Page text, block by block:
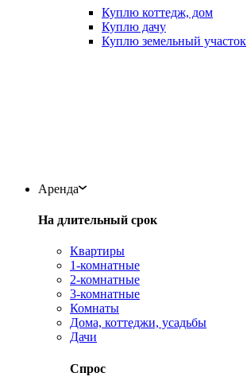
Куплю коттедж, дом
Куплю дачу
Куплю земельный участок
Аренда
На длительный срок
Квартиры
1-комнатные
2-комнатные
3-комнатные
Комнаты
Дома, коттеджи, усадьбы
Дачи
Спрос